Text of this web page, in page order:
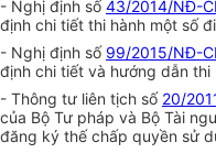
- Nghị định số43/2014/NĐ-
định chi tiết thi hành một số
- Nghị định số 99/2015/NĐ-
định chi tiết và hướng dẫn thi
- Thông tư liên tịch số 20/
của Bộ Tư pháp và Bộ Tài
đăng ký thế chấp quyền sử